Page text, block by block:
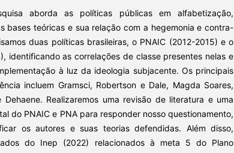
aborda as políticas públicas em alfabetização,
bases teóricas e sua relação com a hegemonia e contra-
duas políticas brasileiras, o PNAIC (2012-2015) e o
identificando as correlações de classe presentes nelas e
à luz da ideologia subjacente. Os principais
incluem Gramsci, Robertson e Dale, Magda Soares,
Dehaene. Realizaremos uma revisão de literatura e uma
do PNAIC e PNA para responder nosso questionamento,
os autores e suas teorias defendidas. Além disso,
do Inep (2022) relacionados à meta 5 do Plano